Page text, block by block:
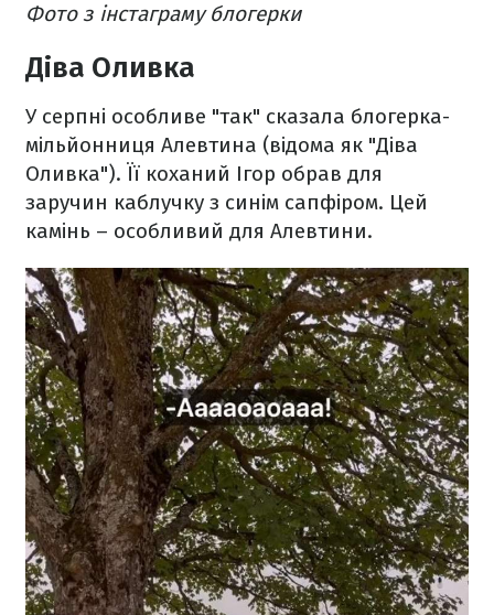
Фото з інстаграму блогерки
Діва Оливка
У серпні особливе "так" сказала блогерка-
мільйонниця Алевтина (відома як "Діва
Оливка"). Її коханий Ігор обрав для
заручин каблучку з синім сапфіром. Цей
камінь – особливий для Алевтини.